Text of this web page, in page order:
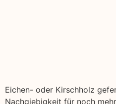
Eichen- oder Kirschholz
Nachgiebigkeit für noch